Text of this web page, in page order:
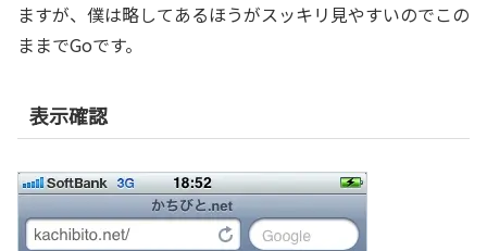
ますが、僕は略してあるほうがスッキリ見やすいのでこの
ままでGoです。
表示確認